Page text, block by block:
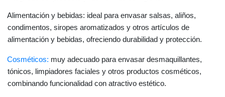
Alimentación y bebidas: ideal para envasar salsas, aliños,
condimentos, siropes aromatizados y otros artículos de
alimentación y bebidas, ofreciendo durabilidad y protección.
Cosméticos: muy adecuado para envasar desmaquillantes,
tónicos, limpiadores faciales y otros productos cosméticos,
combinando funcionalidad con atractivo estético.